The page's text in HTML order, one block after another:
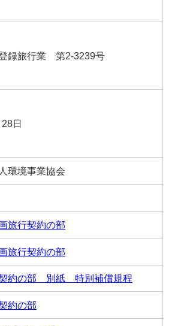
録旅行業 第2-3239号
日
環境事業協会
旅行契約の部
旅行契約の部
約の部 別紙 特別補償規程
約の部